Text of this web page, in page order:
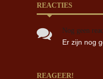
REACTIES
Nog geen
Er zijn nog
REAGEER!